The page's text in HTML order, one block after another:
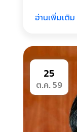
เสรีภาพ
อ่านเพิ่มเติม
25
ต.ค. 59